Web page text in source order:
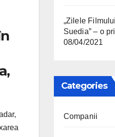
„Zilele
Suedia” – o
08/04/2021
Categories
Companii